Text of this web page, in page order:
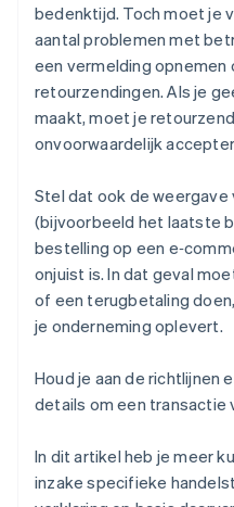
bedenktijd. Toch moet je
aantal problemen met
een vermelding opnemen
retourzendingen. Als je
maakt, moet je
onvoorwaardelijk
Stel dat ook de
(bijvoorbeeld het laatste
bestelling op een
onjuist is. In dat geval
of een terugbetaling
je onderneming oplevert.
Houd je aan de richtlijnen
details om een transactie
In dit artikel heb je meer
inzake specifieke